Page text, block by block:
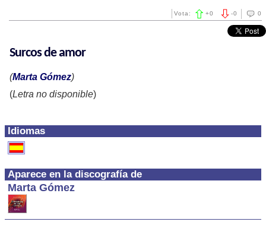
0
-0
Vota: +0
Idiomas
Aparece en la discografía de
Marta Gómez
Surcos de amor
(Marta Gómez)
(Letra no disponible)